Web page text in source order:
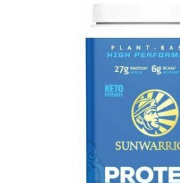
LE PLAISIR D’UN DESSERT